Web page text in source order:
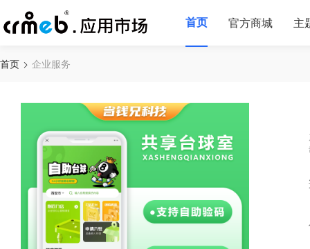
首页 官方商城 主
首页 企业服务